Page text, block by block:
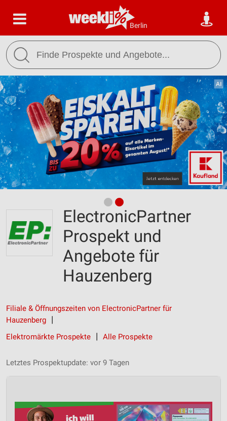
Berlin
ElectronicPartner
Prospekt und
Angebote für
Hauzenberg
Filiale & Öffnungszeiten von ElectronicPartner für
Hauzenberg
Elektromärkte Prospekte
Alle Prospekte
Letztes Prospektupdate: vor 9 Tagen